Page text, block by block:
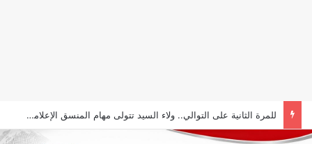
للمرة الثانية على التوالي.. ولاء السيد تتولى مهام المنسق الإعلامي لمهرجان “الأفضل بين الأفضل” في دورته الخامسة